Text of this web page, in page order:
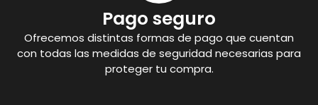
Pago seguro
Ofrecemos distintas formas de pago que cuentan
con todas las medidas de seguridad necesarias para
proteger tu compra.